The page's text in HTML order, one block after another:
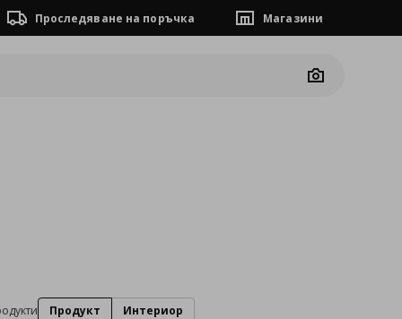
Проследяване на поръчка Магазини
Camera
Продукт Интериор